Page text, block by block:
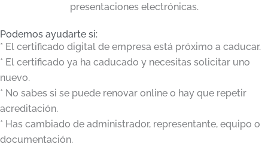
presentaciones electrónicas.
Podemos ayudarte si:
* El certificado digital de empresa está próximo a caducar.
* El certificado ya ha caducado y necesitas solicitar uno
nuevo.
* No sabes si se puede renovar online o hay que repetir
acreditación.
* Has cambiado de administrador, representante, equipo o
documentación.